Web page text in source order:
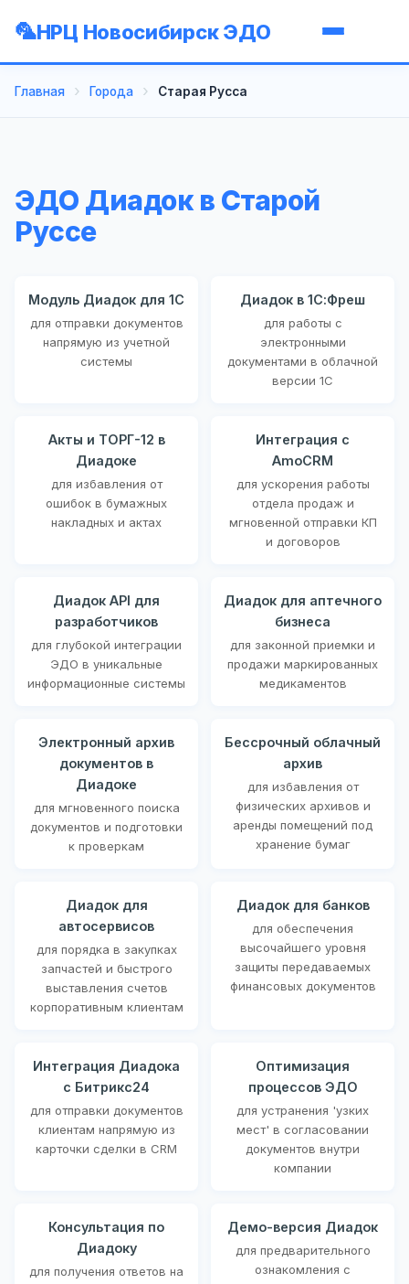
НРЦ Новосибирск ЭДО
Главная Города Старая Русса
ЭДО Диадок в Старой
Руссе
Модуль Диадок для 1С
для отправки документов
напрямую из учетной
системы
Диадок в 1С:Фреш
для работы с
электронными
документами в облачной
версии 1С
Акты и ТОРГ-12 в
Диадоке
для избавления от
ошибок в бумажных
накладных и актах
Интеграция с
AmoCRM
для ускорения работы
отдела продаж и
мгновенной отправки КП
и договоров
Диадок API для
разработчиков
для глубокой интеграции
ЭДО в уникальные
информационные системы
Диадок для аптечного
бизнеса
для законной приемки и
продажи маркированных
медикаментов
Электронный архив
документов в
Диадоке
для мгновенного поиска
документов и подготовки
к проверкам
Бессрочный облачный
архив
для избавления от
физических архивов и
аренды помещений под
хранение бумаг
Диадок для
автосервисов
для порядка в закупках
запчастей и быстрого
выставления счетов
корпоративным клиентам
Диадок для банков
для обеспечения
высочайшего уровня
защиты передаваемых
финансовых документов
Интеграция Диадока
с Битрикс24
для отправки документов
клиентам напрямую из
карточки сделки в CRM
Оптимизация
процессов ЭДО
для устранения 'узких
мест' в согласовании
документов внутри
компании
Консультация по
Диадоку
для получения ответов на
Демо-версия Диадок
для предварительного
ознакомления с